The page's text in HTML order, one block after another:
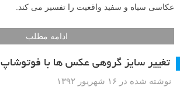
عکاسی سیاه و سفید واقعیت را تفسیر می کند.
ادامه مطلب
تغییر سایز گروهی عکس ها با فوتوشاپ
نوشته شده در ۱۶ شهریور ۱۳۹۲